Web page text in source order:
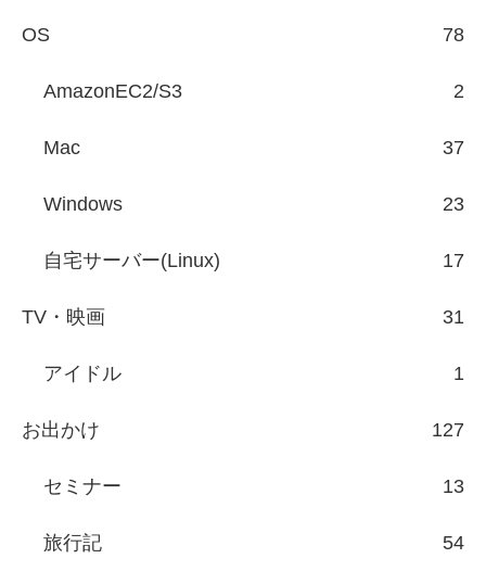
OS 78
AmazonEC2/S3 2
Mac 37
Windows 23
自宅サーバー(Linux) 17
TV・映画 31
アイドル 1
お出かけ 127
セミナー 13
旅行記 54